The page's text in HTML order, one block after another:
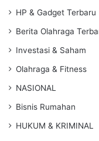
HP & Gadget Terbaru
Berita Olahraga
Investasi & Saham
Olahraga & Fitness
NASIONAL
Bisnis Rumahan
HUKUM & KRIMINAL